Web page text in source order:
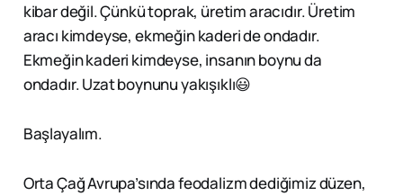
kibar değil. Çünkü toprak, üretim aracıdır. Üretim
aracı kimdeyse, ekmeğin kaderi de ondadır.
Ekmeğin kaderi kimdeyse, insanın boynu da
ondadır. Uzat boynunu yakışıklı😃
Başlayalım.
Orta Çağ Avrupa’sında feodalizm dediğimiz düzen,